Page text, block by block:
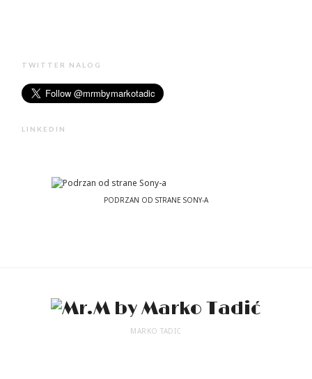
TWITTER NALOG
LINKEDIN
PODRZAN OD STRANE SONY-A
MARKO TADIC